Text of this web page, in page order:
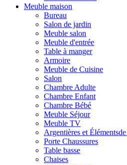
Meuble maison
Bureau
Salon de jardin
Meuble salon
Meuble d'entrée
Table à manger
Armoire
Meuble de Cuisine
Salon
Chambre Adulte
Chambre Enfant
Chambre Bébé
Meuble Séjour
Meuble TV
Argentières et
Porte Chaussures
Table basse
Chaises